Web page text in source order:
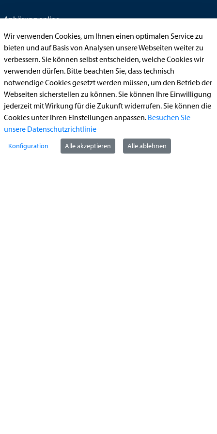
Anhörung online
Aufenthaltserlaubnis
Bauantrag
Begleitetes Fahren ab 17 (Erstantrag)
Führerschein (Umtausch)
Reiterplakette (Verlängerungsantrag online)
Ummeldung zugelassenes Fahrzeug
Kontakt
Wir verwenden Cookies, um Ihnen einen optimalen Service zu
bieten und auf Basis von Analysen unsere Webseiten weiter zu
verbessern. Sie können selbst entscheiden, welche Cookies wir
verwenden dürfen. Bitte beachten Sie, dass technisch
notwendige Cookies gesetzt werden müssen, um den Betrieb der
Webseiten sicherstellen zu können. Sie können Ihre Einwilligung
jederzeit mit Wirkung für die Zukunft widerrufen. Sie können die
Cookies unter Ihren Einstellungen anpassen. Besuchen Sie
unsere Datenschutzrichtlinie
Konfiguration Alle akzeptieren Alle ablehnen